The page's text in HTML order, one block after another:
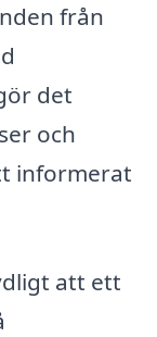
från
det
och
informerat
att ett